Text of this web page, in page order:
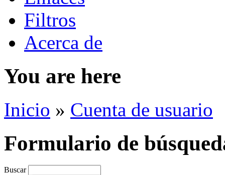
Filtros
Acerca de
You are here
Inicio » Cuenta de usuario
Formulario de
Buscar